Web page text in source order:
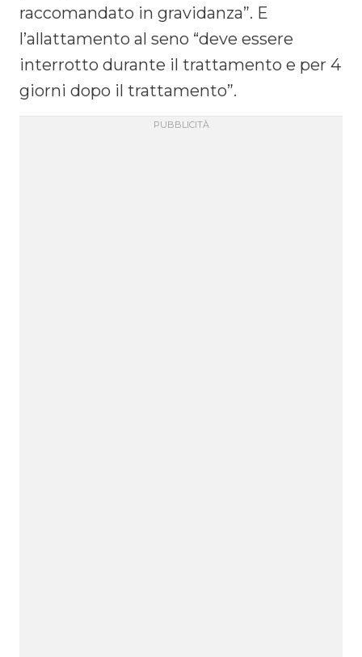
raccomandato in gravidanza”. E
l’allattamento al seno “deve essere
interrotto durante il trattamento e per 4
giorni dopo il trattamento”.